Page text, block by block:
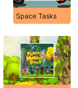
Space Tasks